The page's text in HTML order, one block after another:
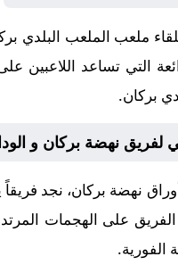
ملعب الملعب البلدي
التي تساعد
بركان.
لفريق نهضة بركان و
نهضة بركان، نجد
على الهجمات
الفورية.